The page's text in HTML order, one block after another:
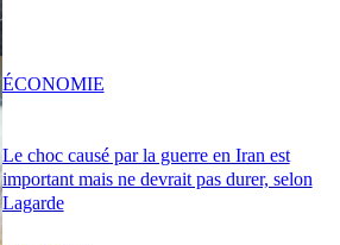
Le choc causé par la guerre en Iran est
important mais ne devrait pas durer, selon
Lagarde
ÉCONOMIE